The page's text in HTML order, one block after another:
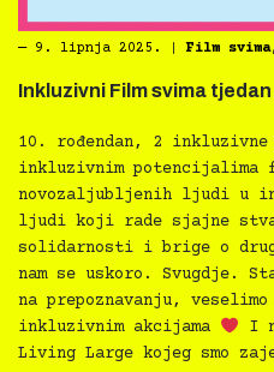
― 9. lipnja 2025. Film svima
Inkluzivni Film svima
10.⁠ ⁠rođendan, 2
inkluzivnim potencijalima
novozaljubljenih ljudi u
ljudi koji rade sjajne
solidarnosti i brige o
nam se uskoro. Svugdje.
na prepoznavanju,
inkluzivnim akcijama
I
Living Large kojeg smo